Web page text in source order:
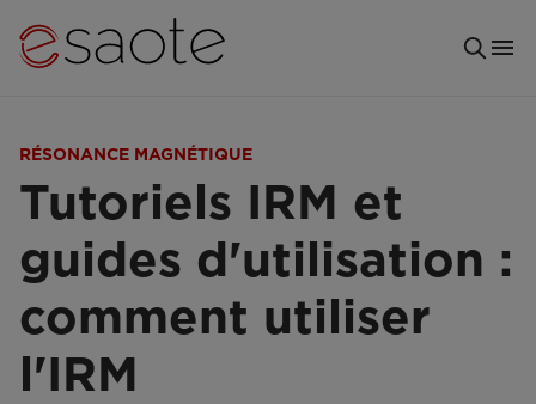
RÉSONANCE MAGNÉTIQUE
Tutoriels IRM et
guides d'utilisation :
comment utiliser
l'IRM